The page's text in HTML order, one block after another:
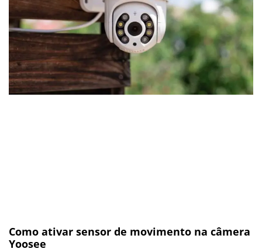
Como ativar sensor de movimento na câmera
Yoosee